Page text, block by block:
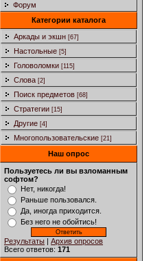
Форум
Категории каталога
Аркады и экшн [67]
Настольные [5]
Головоломки [115]
Слова [2]
Поиск предметов [68]
Стратегии [15]
Другие [4]
Многопользовательские [21]
Наш опрос
Пользуетесь ли вы взломанным
софтом?
Нет, никогда!
Раньше пользовался.
Да, иногда приходится.
Без него не обойтись!
Результаты | Архив опросов
Всего ответов: 171